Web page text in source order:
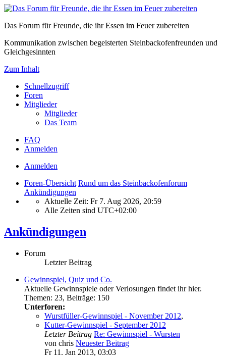
Das Forum für Freunde, die ihr Essen im Feuer zubereiten
Kommunikation zwischen begeisterten Steinbackofenfreunden und
Gleichgesinnten
Zum Inhalt
Schnellzugriff
Foren
Mitglieder
Mitglieder
Das Team
FAQ
Anmelden
Anmelden
Foren-Übersicht Rund um das Steinbackofenforum
Ankündigungen
Aktuelle Zeit: Fr 7. Aug 2026, 20:59
Alle Zeiten sind UTC+02:00
Ankündigungen
Forum
Letzter Beitrag
Gewinnspiel, Quiz und Co.
Aktuelle Gewinnspiele oder Verlosungen findet ihr hier.
Themen: 23, Beiträge: 150
Unterforen:
Wurstfüller-Gewinnspiel - November 2012,
Kutter-Gewinnspiel - September 2012
Letzter Beitrag Re: Gewinnspiel - Wursten
von chris Neuester Beitrag
Fr 11. Jan 2013, 03:03